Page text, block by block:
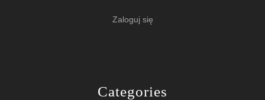
Zaloguj się
Categories